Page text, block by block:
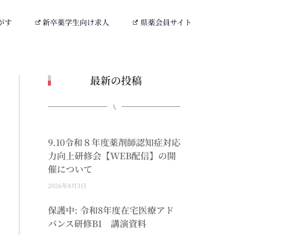
す 新卒薬学生向け求人 県薬会員サイト
最新の投稿
⑊
9.10令和８年度薬剤師認知症対応
力向上研修会【WEB配信】の開
催について
2026年8月3日
保護中: 令和8年度在宅医療アド
バンス研修B1 講演資料